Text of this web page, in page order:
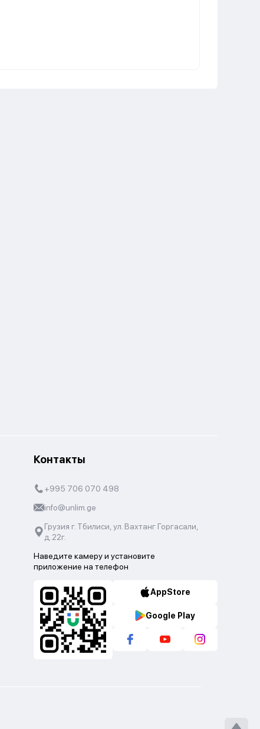
Контакты
+995 706 070 498
info@unlim.ge
Грузия г. Тбилиси, ул. Вахтанг Горгасали,
д.22г.
Наведите камеру и установите
приложение на телефон
AppStore
Google Play